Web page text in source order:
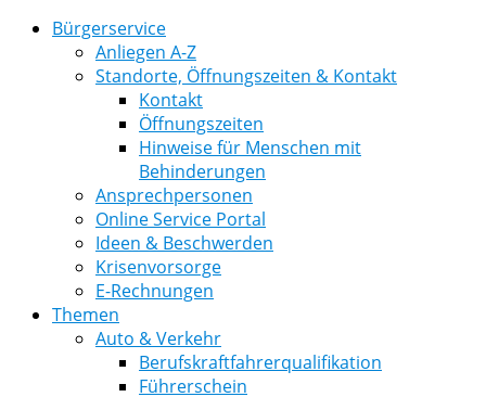
Bürgerservice
Anliegen A-Z
Standorte, Öffnungszeiten & Kontakt
Kontakt
Öffnungszeiten
Hinweise für Menschen mit
Behinderungen
Ansprechpersonen
Online Service Portal
Ideen & Beschwerden
Krisenvorsorge
E-Rechnungen
Themen
Auto & Verkehr
Berufskraftfahrerqualifikation
Führerschein